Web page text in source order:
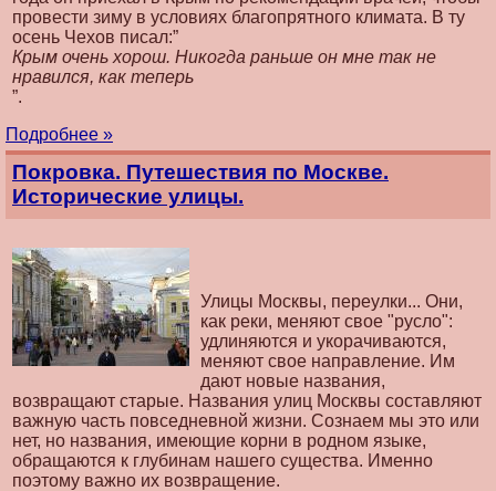
провести зиму в условиях благопрятного климата. В ту
осень Чехов писал:”
Крым очень хорош. Никогда раньше он мне так не
нравился, как теперь
”.
Подробнее »
Покровка. Путешествия по Москве.
Исторические улицы.
Улицы Москвы, переулки... Они,
как реки, меняют свое "русло":
удлиняются и укорачиваются,
меняют свое направление. Им
дают новые названия,
возвращают старые. Названия улиц Москвы составляют
важную часть повседневной жизни. Сознаем мы это или
нет, но названия, имеющие корни в родном языке,
обращаются к глубинам нашего существа. Именно
поэтому важно их возвращение.